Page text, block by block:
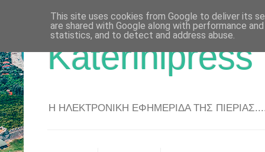
Katerinipress
Η ΗΛΕΚΤΡΟΝΙΚΗ ΕΦΗΜΕΡΙΔΑ ΤΗΣ
This site uses cookies from Google to deliver its
are shared with Google along with performance
statistics, and to detect and address abuse.